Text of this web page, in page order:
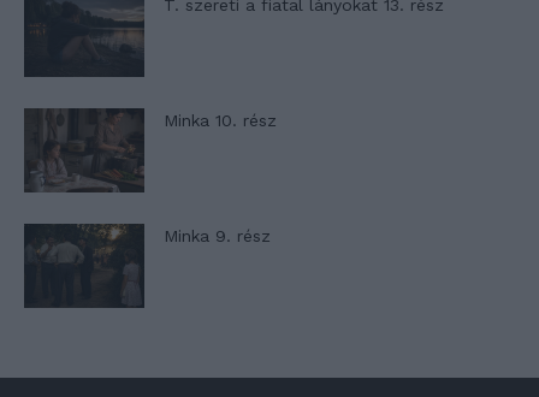
T. szereti a fiatal lányokat 13. rész
Minka 10. rész
Minka 9. rész